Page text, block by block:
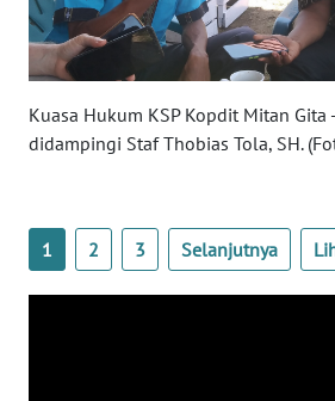
Kuasa Hukum KSP Kopdit Mitan Gita
didampingi Staf Thobias Tola, SH.
1 2 3 Selanjutnya
WN
BABEL
WN
SUMBAR
SUMSEL
WN